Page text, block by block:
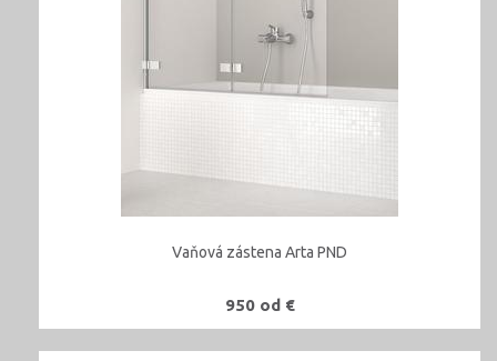
Vaňová zástena Arta PND
950 od €